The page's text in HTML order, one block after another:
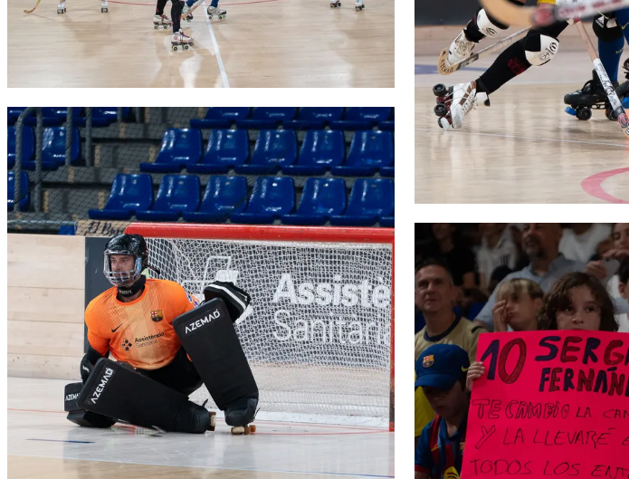
FC Barcelona club badge
FC Barcelona club badge